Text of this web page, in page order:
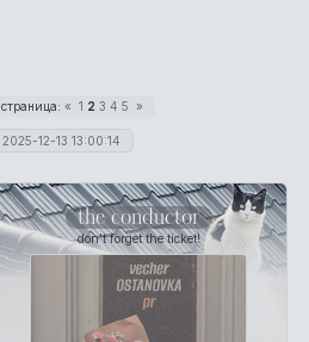
страница: « 1 2 3 4 5 »
2025-12-13 13:00:14
the conductor
don't forget the ticket!